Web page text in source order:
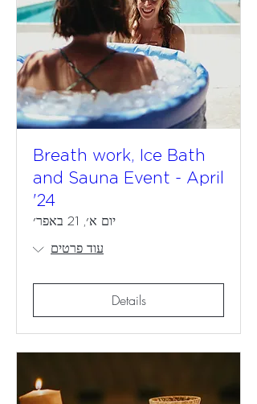
Breath work, Ice Bath
and Sauna Event - April
24'
יום א׳, 21 באפר׳
עוד פרטים
Details